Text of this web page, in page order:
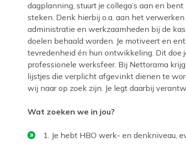
dagplanning, stuurt je collega’s aan en
steken. Denk hierbij o.a. aan het
administratie en werkzaamheden bij de
doelen behaald worden. Je motiveert en
tevredenheid én hun ontwikkeling. Dit doe
professionele werksfeer. Bij Nettorama
lijstjes die verplicht afgevinkt dienen te
wij naar op zoek zijn. Je legt daarbij
Wat zoeken we in jou?
1. Je hebt HBO werk- en denkniveau,